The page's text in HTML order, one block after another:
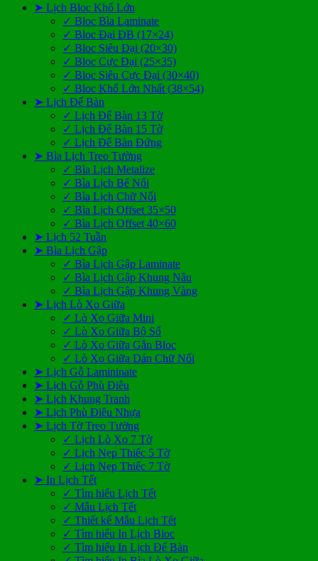
➤ Lịch Bloc Khổ Lớn
✓ Bloc Bìa Laminate
✓ Bloc Đại ĐB (17×24)
✓ Bloc Siêu Đại (20×30)
✓ Bloc Cực Đại (25×35)
✓ Bloc Siêu Cực Đại (30×40)
✓ Bloc Khổ Lớn Nhất (38×54)
➤ Lịch Để Bàn
✓ Lịch Để Bàn 13 Tờ
✓ Lịch Để Bàn 15 Tờ
✓ Lịch Để Bàn Đứng
➤ Bìa Lịch Treo Tường
✓ Bìa Lịch Metalize
✓ Bìa Lịch Bế Nổi
✓ Bìa Lịch Chữ Nổi
✓ Bìa Lịch Offset 35×50
✓ Bìa Lịch Offset 40×60
➤ Lịch 52 Tuần
➤ Bìa Lịch Gập
✓ Bìa Lịch Gập Laminate
✓ Bìa Lịch Gập Khung Nâu
✓ Bìa Lịch Gập Khung Vàng
➤ Lịch Lò Xo Giữa
✓ Lò Xo Giữa Mini
✓ Lò Xo Giữa Bộ Số
✓ Lò Xo Giữa Gắn Bloc
✓ Lò Xo Giữa Dán Chữ Nổi
➤ Lịch Gỗ Lamininate
➤ Lịch Gỗ Phù Điêu
➤ Lịch Khung Tranh
➤ Lịch Phù Điêu Nhựa
➤ Lịch Tờ Treo Tường
✓ Lịch Lò Xo 7 Tờ
✓ Lịch Nẹp Thiếc 5 Tờ
✓ Lịch Nẹp Thiếc 7 Tờ
➤ In Lịch Tết
✓ Tìm hiểu Lịch Tết
✓ Mẫu Lịch Tết
✓ Thiết kế Mẫu Lịch Tết
✓ Tìm hiểu In Lịch Bloc
✓ Tìm hiểu In Lịch Để Bàn